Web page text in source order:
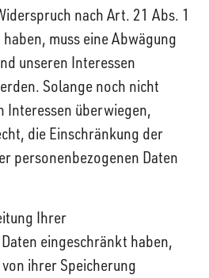
nach Art. 21 Abs. 1
haben, muss eine Abwägung
unseren Interessen
Solange noch nicht
Interessen überwiegen,
die Einschränkung der
personenbezogenen Daten
Ihrer
eingeschränkt haben,
ihrer Speicherung